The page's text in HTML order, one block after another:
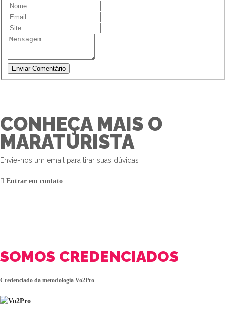
CONHEÇA MAIS O
MARATURISTA
Envie-nos um email para tirar suas dúvidas
Entrar em contato
SOMOS CREDENCIADOS
Credenciado da metodologia Vo2Pro